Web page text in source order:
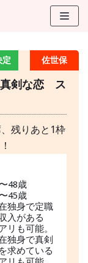
佐世保
定
真剣な恋 ス
残りあと1枠
48歳
45歳
独身で定職
入がある
リも可能。
独身で真剣
求めている